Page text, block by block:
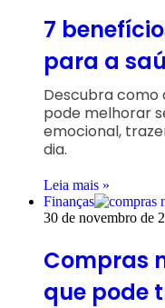
7
para a
Descubra
pode melhorar
emocional,
dia.
Leia mais »
Finanças
30 de novembro de
Compras
que pode